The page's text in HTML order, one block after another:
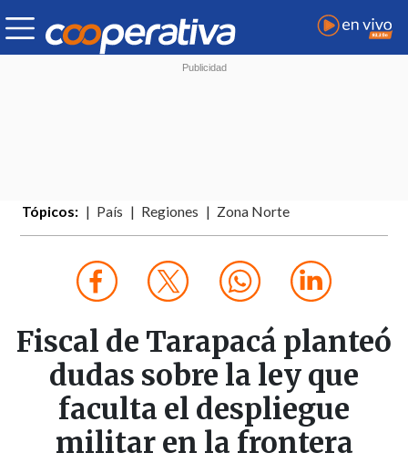
Tópicos: País Regiones Zona Norte
Fiscal de Tarapacá planteó
dudas sobre la ley que
faculta el despliegue
militar en la frontera